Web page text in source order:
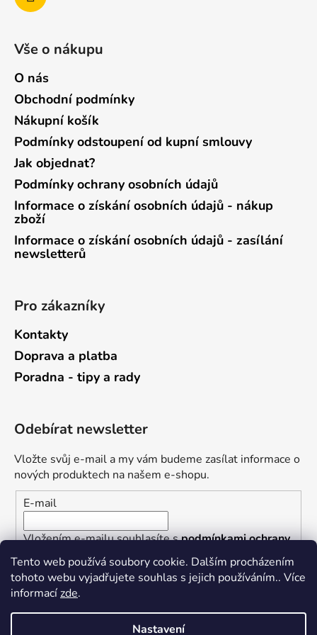
Tento web používá soubory cookie. Dalším procházením
tohoto webu vyjadřujete souhlas s jejich používáním.. Více
informacízde.
Nastavení
Vše o nákupu
O nás
Obchodní podmínky
Nákupní košík
Podmínky odstoupení od kupní smlouvy
Jak objednat?
Podmínky ochrany osobních údajů
Informace o získání osobních údajů - nákup
zboží
Informace o získání osobních údajů - zasílání
newsletterů
Pro zákazníky
Kontakty
Doprava a platba
Poradna - tipy a rady
Odebírat newsletter
Vložte svůj e-mail a my vám budeme zasílat informace o
nových produktech na našem e-shopu.
E-mail
Vložením e-mailu souhlasíte spodmínkami ochrany
osobních údajů
PŘIHLÁSIT SE